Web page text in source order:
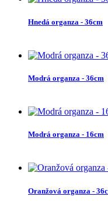
Hnedá organza - 36cm
Modrá organza - 36cm
Modrá organza - 16cm
Oranžová organza -